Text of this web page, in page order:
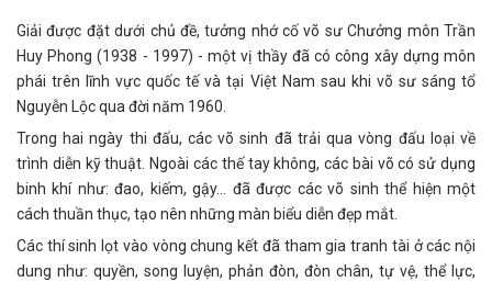
Giải được đặt dưới chủ đề, tưởng nhớ cố võ sư Chưởng môn Trần
Huy Phong (1938 - 1997) - một vị thầy đã có công xây dựng môn
phái trên lĩnh vực quốc tế và tại Việt Nam sau khi võ sư sáng tổ
Nguyễn Lộc qua đời năm 1960.
Trong hai ngày thi đấu, các võ sinh đã trải qua vòng đấu loại về
trình diễn kỹ thuật. Ngoài các thế tay không, các bài võ có sử dụng
binh khí như: đao, kiếm, gậy... đã được các võ sinh thể hiện một
cách thuần thục, tạo nên những màn biểu diễn đẹp mắt.
Các thí sinh lọt vào vòng chung kết đã tham gia tranh tài ở các nội
dung như: quyền, song luyện, phản đòn, đòn chân, tự vệ, thể lực,